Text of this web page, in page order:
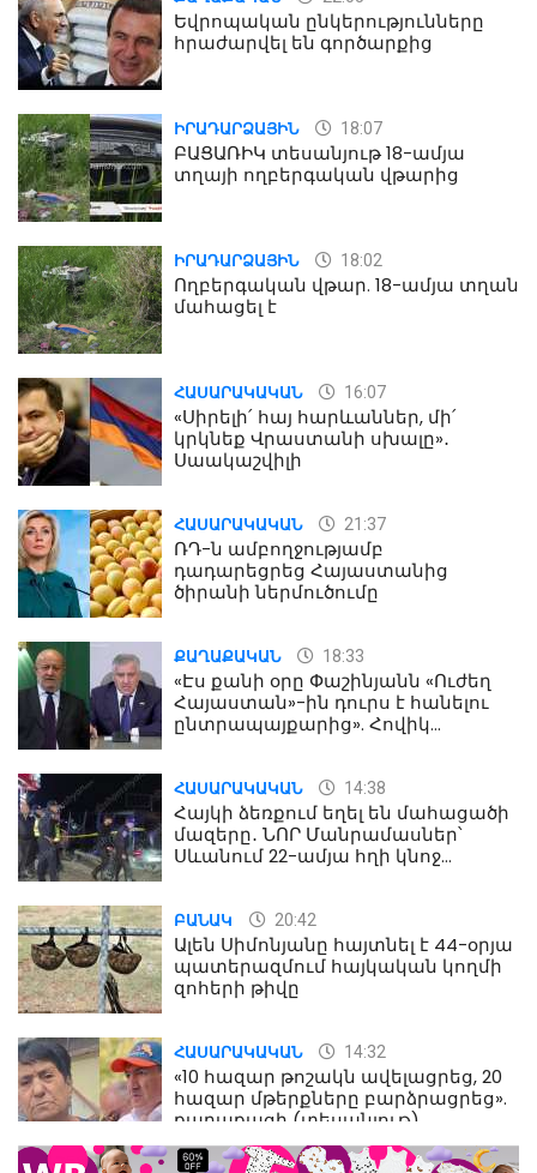
Եվրոպական ընկերությունները
հրաժարվել են գործարքից
ԻՐԱԴԱՐՁԱՅԻՆ 18:07
ԲԱՑԱՌԻԿ տեսանյութ 18-ամյա
տղայի ողբերգական վթարից
ԻՐԱԴԱՐՁԱՅԻՆ 18:02
Ողբերգական վթար. 18-ամյա տղան
մահացել է
ՀԱՍԱՐԱԿԱԿԱՆ 16:07
«Սիրելի՛ հայ հարևաններ, մի՛
կրկնեք Վրաստանի սխալը»․
Սաակաշվիլի
ՀԱՍԱՐԱԿԱԿԱՆ 21:37
ՌԴ-ն ամբողջությամբ
դադարեցրեց Հայաստանից
ծիրանի ներմուծումը
ՔԱՂԱՔԱԿԱՆ 18:33
«Էս քանի օրը Փաշինյանն «Ուժեղ
Հայաստան»-ին դուրս է հանելու
ընտրապայքարից». Հովիկ
ՀԱՍԱՐԱԿԱԿԱՆ 14:38
Հայկի ձեռքում եղել են մահացածի
մազերը․ ՆՈՐ Մանրամասներ՝
Սևանում 22-ամյա հղի կնոջ
ԲԱՆԱԿ 20:42
Ալեն Սիմոնյանը հայտնել է 44-օրյա
պատերազմում հայկական կողմի
զոհերի թիվը
ՀԱՍԱՐԱԿԱԿԱՆ 14:32
«10 հազար թոշակն ավելացրեց, 20
հազար մթերքները բարձրացրեց».
քաղաքացի (տեսանյութ)